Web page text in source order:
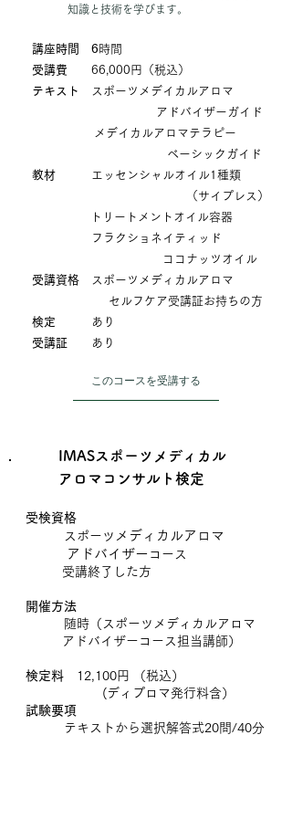
知識と技術を学びます。
このコースを受講する
講座時間 6 時間
受講費 66,000円（税込）
テキスト
スポーツメデイカルアロマ
アドバイザーガイド
メデイカルアロマテラピー
ベーシックガイド
教材
エッセンシャルオイル1種類
（サイプレス）
トリートメントオイル容器
フラクショネイティッド
ココナッツオイル
受講資格
スポーツメディカルアロマ
セルフケア受講証お持ちの方
検定
あり
受講証
あり
IMASスポーツメディカル
アロマコンサルト検定
受検資格
スポーツ メディカルアロマ
アドバイザー コース
受講終了した方
開催方法
随時（スポーツメディカルアロマ
アドバイザーコース担当講師）
検定料 12,100円 （税込）
(ディプロマ発行料含）
試験要項
​ テキストから選択解答式20問/40分